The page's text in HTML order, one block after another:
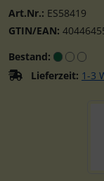
Art.Nr.: ES58419
GTIN/EAN:
Bestand:
Lieferzeit: 1-3